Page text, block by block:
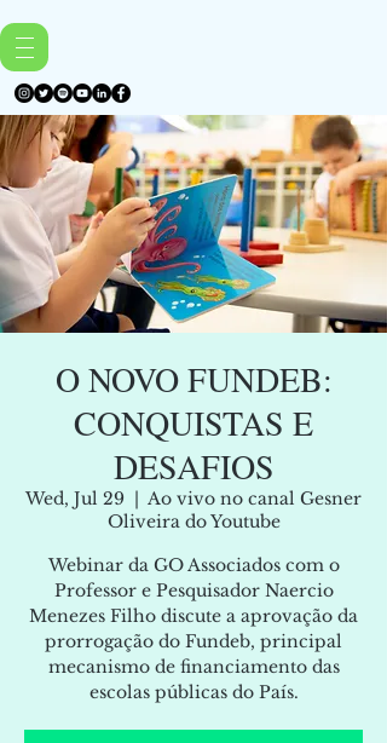
O NOVO FUNDEB:
CONQUISTAS E
DESAFIOS
Wed, Jul 29
  |
Ao vivo no canal Gesner
Oliveira do Youtube
Webinar da GO Associados com o
Professor e Pesquisador Naercio
Menezes Filho discute a aprovação da
prorrogação do Fundeb, principal
mecanismo de financiamento das
escolas públicas do País.